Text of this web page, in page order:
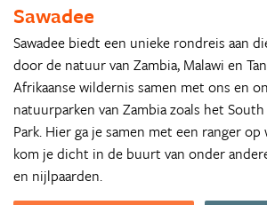
Sawadee
Sawadee biedt een unieke rondreis aan
door de natuur van Zambia, Malawi en
Afrikaanse wildernis samen met ons en
natuurparken van Zambia zoals het
Park. Hier ga je samen met een ranger op
kom je dicht in de buurt van onder
en nijlpaarden.